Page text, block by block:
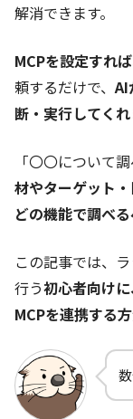
解消できます。
MCPを設定すれば
頼するだけで、 AI
断・実行してく
「〇〇について
材やターゲット
どの機能で調べ
この記事では、
行う初心者向け
MCPを連携する